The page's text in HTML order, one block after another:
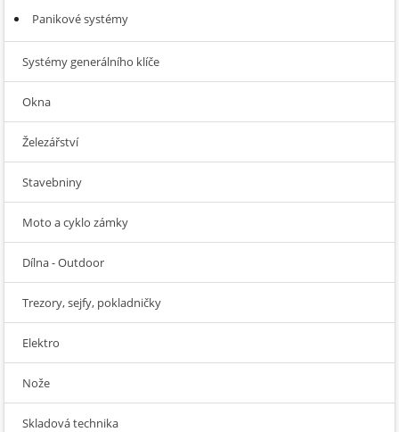
Panikové systémy
Systémy generálního klíče
Okna
Železářství
Stavebniny
Moto a cyklo zámky
Dílna - Outdoor
Trezory, sejfy, pokladničky
Elektro
Nože
Skladová technika